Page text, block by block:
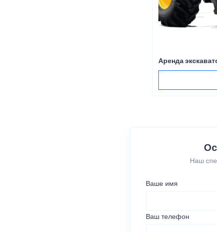
Аренда
Наш
Ваше имя
Ваш телефон